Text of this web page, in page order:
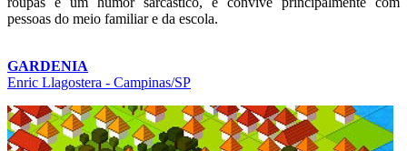
pessoas do meio familiar e da escola.
GARDENIA
Enric Llagostera - Campinas/SP